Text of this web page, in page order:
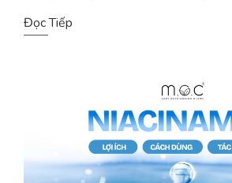
da. Retinol là […]
Đọc Tiếp